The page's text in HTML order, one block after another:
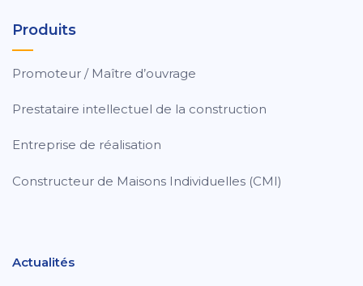
Produits
Promoteur / Maître d’ouvrage
Prestataire intellectuel de la construction
Entreprise de réalisation
Constructeur de Maisons Individuelles (CMI)
Actualités